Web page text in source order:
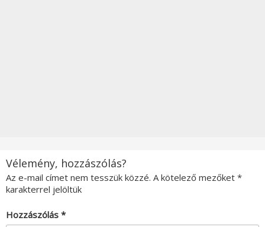
Vélemény, hozzászólás?
Az e-mail címet nem tesszük közzé. A kötelező mezőket *
karakterrel jelöltük
Hozzászólás *